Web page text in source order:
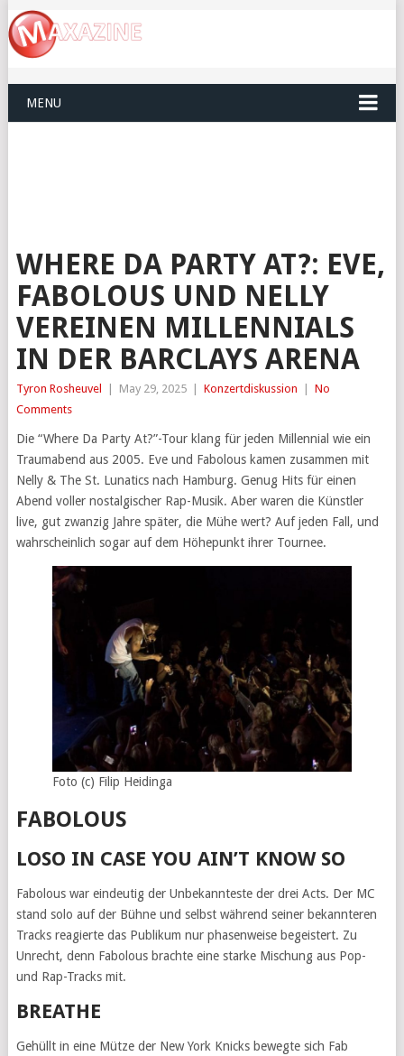
MENU
WHERE DA PARTY AT?: EVE,
FABOLOUS UND NELLY
VEREINEN MILLENNIALS
IN DER BARCLAYS ARENA
Tyron Rosheuvel May 29, 2025 Konzertdiskussion
No
Comments
Die “Where Da Party At?”-Tour klang für jeden Millennial wie ein
Traumabend aus 2005. Eve und Fabolous kamen zusammen mit
Nelly & The St. Lunatics nach Hamburg. Genug Hits für einen
Abend voller nostalgischer Rap-Musik. Aber waren die Künstler
live, gut zwanzig Jahre später, die Mühe wert? Auf jeden Fall, und
wahrscheinlich sogar auf dem Höhepunkt ihrer Tournee.
Foto (c) Filip Heidinga
FABOLOUS
LOSO IN CASE YOU AIN’T KNOW SO
Fabolous war eindeutig der Unbekannteste der drei Acts. Der MC
stand solo auf der Bühne und selbst während seiner bekannteren
Tracks reagierte das Publikum nur phasenweise begeistert. Zu
Unrecht, denn Fabolous brachte eine starke Mischung aus Pop-
und Rap-Tracks mit.
BREATHE
Gehüllt in eine Mütze der New York Knicks bewegte sich Fab